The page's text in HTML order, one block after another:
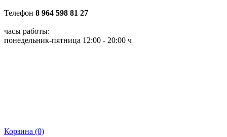
Телефон 8 964 598 81 27
часы работы:
понедельник-пятница 12:00 - 20:00 ч
Корзина (0)